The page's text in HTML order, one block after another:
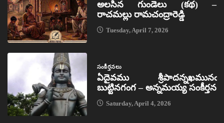
అలసిన గుండెలు (కథ) –
రాచమల్లు రామచంద్రారెడ్డి
Tuesday, April 7, 2026
సంకీర్తనలు
ఏదైవము శ్రీపాదన్నఖమునఁ
బుట్టినగంగ – అన్నమయ్య సంకీర్తన
Saturday, April 4, 2026